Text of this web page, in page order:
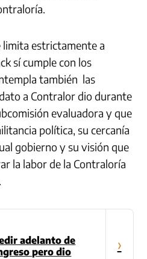
limita estrictamente a
sí cumple con los
también las
a Contralor dio durante
evaluadora y que
política, su cercanía
gobierno y su visión que
la labor de la Contraloría
adelanto de
pero dio
›